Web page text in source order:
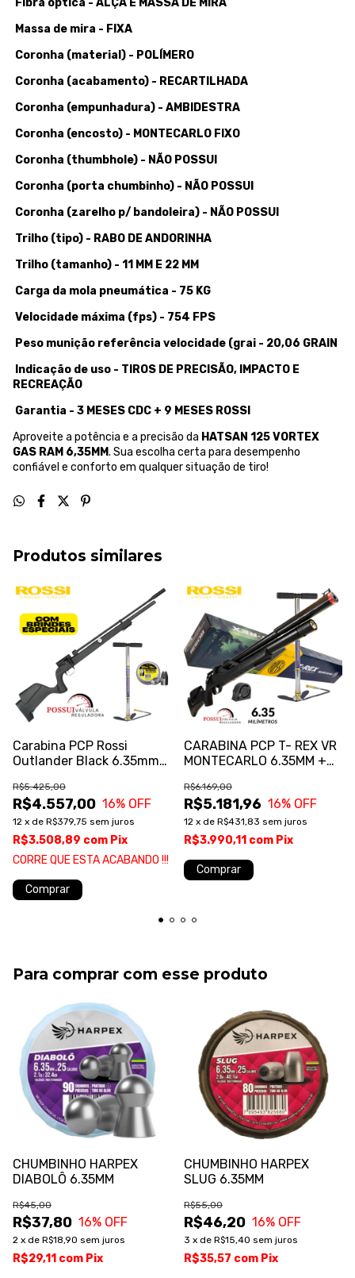
Massa de mira - FIXA
Coronha (material) - POLÍMERO
Coronha (acabamento) - RECARTILHADA
Coronha (empunhadura) - AMBIDESTRA
Coronha (encosto) - MONTECARLO FIXO
Coronha (thumbhole) - NÃO POSSUI
Coronha (porta chumbinho) - NÃO POSSUI
Coronha (zarelho p/ bandoleira) - NÃO POSSUI
Trilho (tipo) - RABO DE ANDORINHA
Trilho (tamanho) - 11 MM E 22 MM
Carga da mola pneumática - 75 KG
Velocidade máxima (fps) - 754 FPS
Peso munição referência velocidade (grai - 20,06 GRAIN
Indicação de uso - TIROS DE PRECISÃO, IMPACTO E
RECREAÇÃO
Garantia - 3 MESES CDC + 9 MESES ROSSI
Aproveite a potência e a precisão da HATSAN 125 VORTEX
GAS RAM 6,35MM. Sua escolha certa para desempenho
confiável e conforto em qualquer situação de tiro!
Produtos similares
Carabina PCP Rossi
Outlander Black 6.35mm
Bomba
R$4.557,00
R$5.425,00
16% OFF
12 x de R$379,75 sem juros
R$3.508,89 com Pix
CORRE QUE ESTA ACABANDO !!!
Comprar
CARABINA PCP T- REX VR
MONTECARLO 6.35MM +
R$5.181,96
R$6.169,00
16% OFF
12 x de R$431,83 sem juros
R$3.990,11 com Pix
Comprar
Para comprar com esse produto
CHUMBINHO HARPEX
DIABOLÔ 6.35MM
R$37,80
R$45,00
16% OFF
2 x de R$18,90 sem juros
R$29,11 com Pix
CHUMBINHO HARPEX
SLUG 6.35MM
R$46,20
R$55,00
16% OFF
3 x de R$15,40 sem juros
R$35,57 com Pix